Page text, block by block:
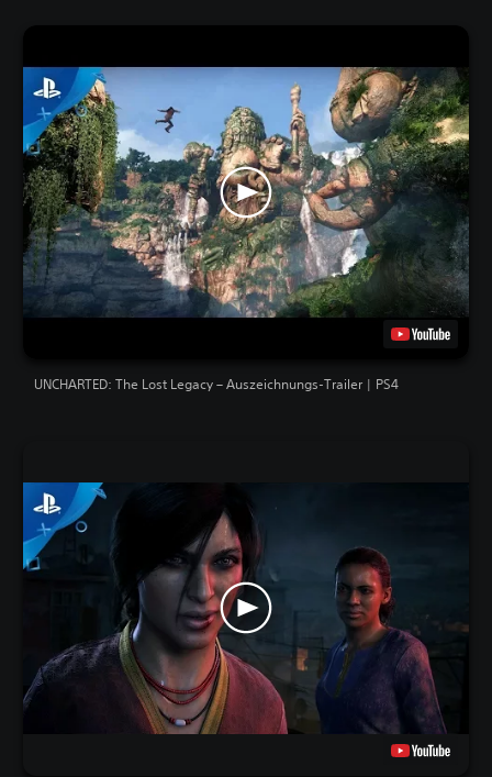
UNCHARTED: The Lost Legacy – Auszeichnungs-Trailer | PS4